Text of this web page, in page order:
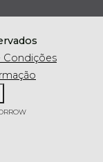
Condições